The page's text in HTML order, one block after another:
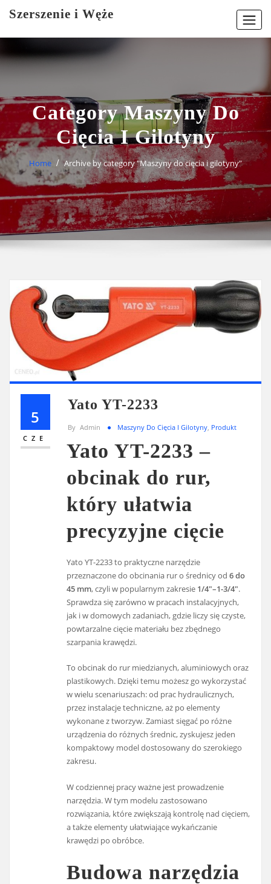
Szerszenie i Węże
Category Maszyny Do
Cięcia I Gilotyny
Home Archive by category "Maszyny do cięcia i gilotyny"
5
CZE
Yato YT-2233
By Admin Maszyny Do Cięcia I Gilotyny, Produkt
Yato YT-2233 –
obcinak do rur,
który ułatwia
precyzyjne cięcie
Yato YT-2233 to praktyczne narzędzie
przeznaczone do obcinania rur o średnicy od6 do
45 mm, czyli w popularnym zakresie 1/4"–1-3/4".
Sprawdza się zarówno w pracach instalacyjnych,
jak i w domowych zadaniach, gdzie liczy się czyste,
powtarzalne cięcie materiału bez zbędnego
szarpania krawędzi.
To obcinak do rur miedzianych, aluminiowych oraz
plastikowych. Dzięki temu możesz go wykorzystać
w wielu scenariuszach: od prac hydraulicznych,
przez instalacje techniczne, aż po elementy
wykonane z tworzyw. Zamiast sięgać po różne
urządzenia do różnych średnic, zyskujesz jeden
kompaktowy model dostosowany do szerokiego
zakresu.
W codziennej pracy ważne jest prowadzenie
narzędzia. W tym modelu zastosowano
rozwiązania, które zwiększają kontrolę nad cięciem,
a także elementy ułatwiające wykańczanie
krawędzi po obróbce.
Budowa narzędzia